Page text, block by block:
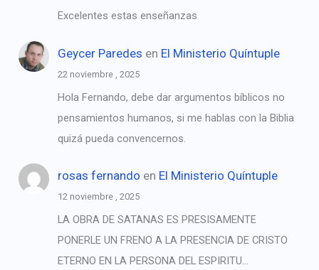
Excelentes estas enseñanzas
Geycer Paredes en El Ministerio Quíntuple
22 noviembre , 2025
Hola Fernando, debe dar argumentos bíblicos no
pensamientos humanos, si me hablas con la Biblia
quizá pueda convencernos.
rosas fernando en El Ministerio Quíntuple
12 noviembre , 2025
LA OBRA DE SATANAS ES PRESISAMENTE
PONERLE UN FRENO A LA PRESENCIA DE CRISTO
ETERNO EN LA PERSONA DEL ESPIRITU…